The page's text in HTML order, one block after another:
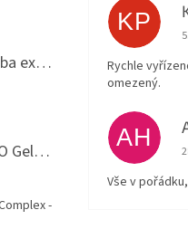
Golden Nature Ginkgo Biloba extrakt 50:1 60mg, 100 kapslí
Vitalvibe Maca Sextuple BIO Gelatinized 3-Complex, 60 kapslí
-
KP
Rychle
omezený.
AH
Vše v